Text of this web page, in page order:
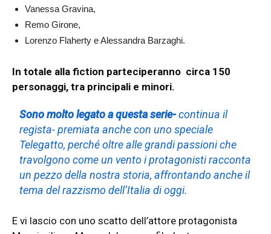
Vanessa Gravina,
Remo Girone,
Lorenzo Flaherty e Alessandra Barzaghi.
In totale alla fiction parteciperanno circa 150
personaggi, tra principali e minori.
Sono molto legato a questa serie-continua il
regista- premiata anche con uno speciale
Telegatto, perché oltre alle grandi passioni che
travolgono come un vento i protagonisti racconta
un pezzo della nostra storia, affrontando anche il
tema del razzismo dell’Italia di oggi.
E vi lascio con uno scatto dell’attore protagonista